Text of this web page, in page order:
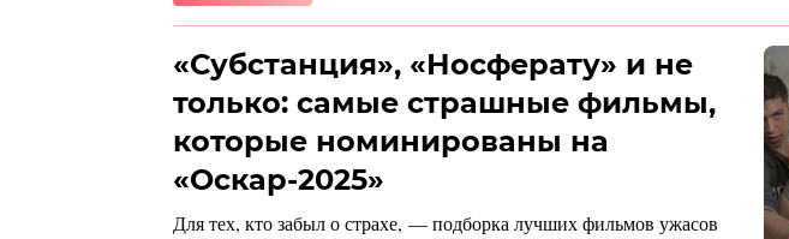
«Субстанция», «Носферату» и не
только: самые страшные фильмы,
которые номинированы на
«Оскар-2025»
Для тех, кто забыл о страхе, — подборка лучших фильмов ужасов